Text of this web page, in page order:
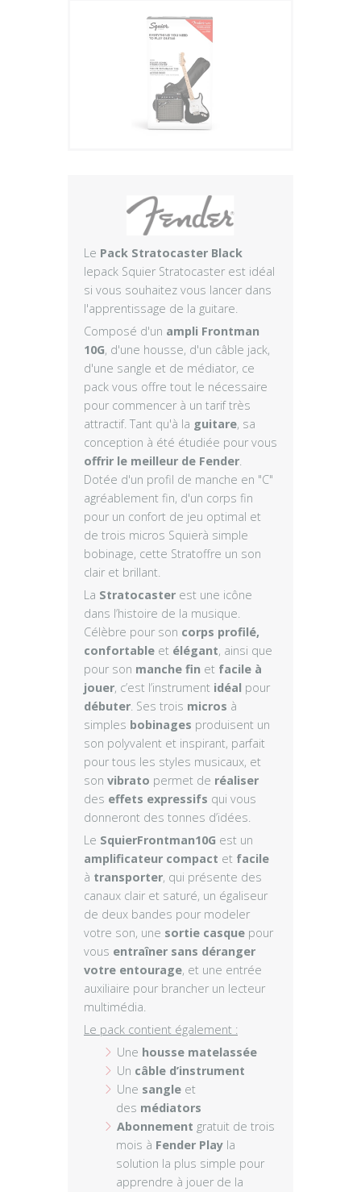
Le Pack Stratocaster Black
lepack Squier Stratocaster est idéal
si vous souhaitez vous lancer dans
l'apprentissage de la guitare.
Composé d'un ampli Frontman
10G, d'une housse, d'un câble jack,
d'une sangle et de médiator, ce
pack vous offre tout le nécessaire
pour commencer à un tarif très
attractif. Tant qu'à la guitare, sa
conception à été étudiée pour vous
offrir le meilleur de Fender.
Dotée d'un profil de manche en "C"
agréablement fin, d'un corps fin
pour un confort de jeu optimal et
de trois micros Squierà simple
bobinage, cette Stratoffre un son
clair et brillant.
La Stratocaster est une icône
dans l’histoire de la musique.
Célèbre pour son corps profilé,
confortable et élégant, ainsi que
pour son manche fin et facile à
jouer, c’est l’instrument idéal pour
débuter. Ses trois micros à
simples bobinages produisent un
son polyvalent et inspirant, parfait
pour tous les styles musicaux, et
son vibrato permet de réaliser
des effets expressifs qui vous
donneront des tonnes d’idées.
Le SquierFrontman10G est un
amplificateur compact et facile
à transporter, qui présente des
canaux clair et saturé, un égaliseur
de deux bandes pour modeler
votre son, une sortie casque pour
vous entraîner sans déranger
votre entourage, et une entrée
auxiliaire pour brancher un lecteur
multimédia.
Le pack contient également :
Une housse matelassée
Un câble d’instrument
Une sangle et
des médiators
Abonnement gratuit de trois
mois à Fender Play la
solution la plus simple pour
apprendre à jouer de la